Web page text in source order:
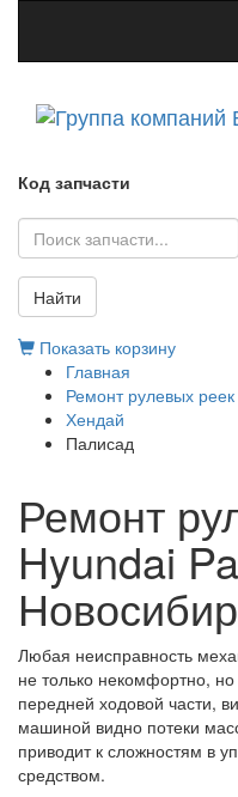
Код запчасти
Найти
Показать корзину
Главная
Ремонт рулевых реек
Хендай
Палисад
Ремонт
Hyundai
Любая неисправность
не только некомфортно,
передней ходовой части,
машиной видно потеки
приводит к сложностям в
средством.